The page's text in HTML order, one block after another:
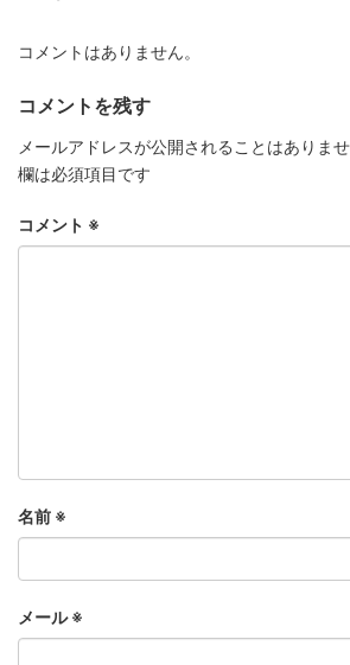
コメントはありません。
コメントを残す
メールアドレスが公開されることはありませ
欄は必須項目です
コメント ※
名前 ※
メール※